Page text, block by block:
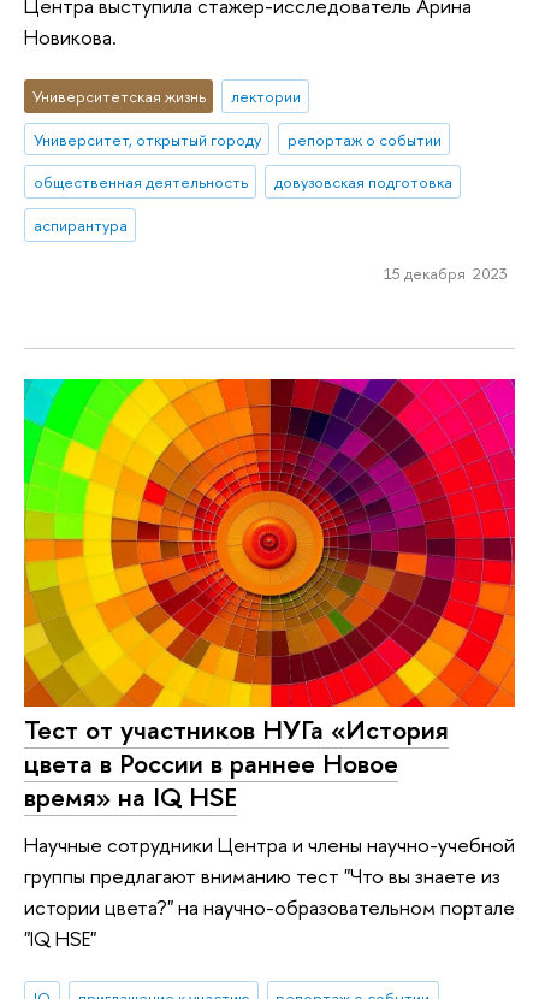
Центра выступила стажер-исследователь Арина
Новикова.
Университетская жизнь
лектории
Университет, открытый городу
репортаж о событии
общественная деятельность
довузовская подготовка
аспирантура
15 декабря 2023
Тест от участников НУГа «История
цвета в России в раннее Новое
время» на IQ HSE
Научные сотрудники Центра и члены научно-учебной
группы предлагают вниманию тест "Что вы знаете из
истории цвета?" на научно-образовательном портале
"IQ HSE"